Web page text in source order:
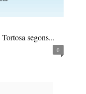
segons...
0